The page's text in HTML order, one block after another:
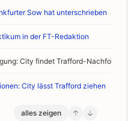
Sow hat unterschrieben
in der FT-Redaktion
City findet Trafford-Nachfolger
City lässt Trafford ziehen
alles zeigen